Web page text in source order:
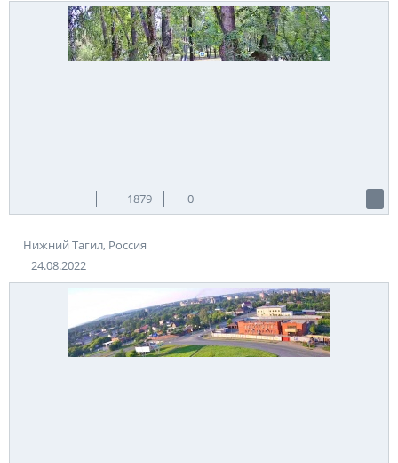
1879 0
Нижний Тагил, Россия
24.08.2022